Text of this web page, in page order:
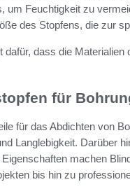
um Feuchtigkeit zu
des Stopfens, die zur
dass die
für
für das Abdichten von
Langlebigkeit. Darüber
machen
bis hin zu